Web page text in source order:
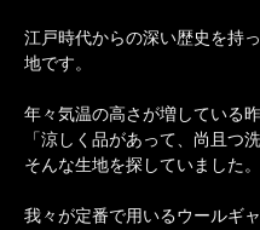
江戸時代からの深い歴史を持
地です。
年々気温の高さが増している昨
「涼しく品があって、尚且つ洗
そんな生地を探していました。
我々が定番で用いるウールギ